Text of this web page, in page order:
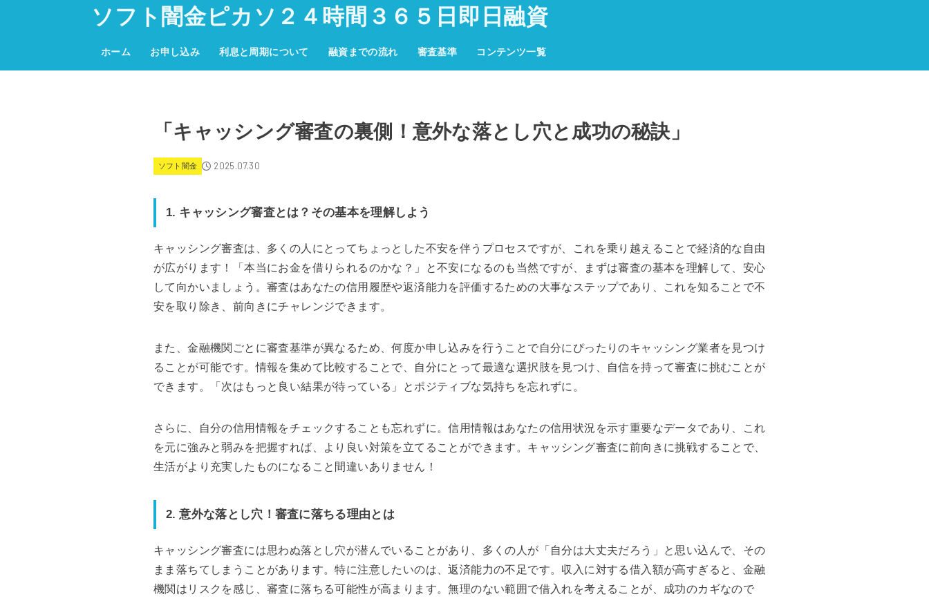
ソフト闇金ピカソ２４時間３６５日即日融資
ホーム お申し込み 利息と周期について 融資までの流れ 審査基準 コンテンツ一覧
「キャッシング審査の裏側！意外な落とし穴と成功の秘訣」
ソフト闇金 2025.07.30
1. キャッシング審査とは？その基本を理解しよう
キャッシング審査は、多くの人にとってちょっとした不安を伴うプロセスですが、これを乗り越えることで経済的な自由
が広がります！「本当にお金を借りられるのかな？」と不安になるのも当然ですが、まずは審査の基本を理解して、安心
して向かいましょう。審査はあなたの信用履歴や返済能力を評価するための大事なステップであり、これを知ることで不
安を取り除き、前向きにチャレンジできます。
また、金融機関ごとに審査基準が異なるため、何度か申し込みを行うことで自分にぴったりのキャッシング業者を見つけ
ることが可能です。情報を集めて比較することで、自分にとって最適な選択肢を見つけ、自信を持って審査に挑むことが
できます。「次はもっと良い結果が待っている」とポジティブな気持ちを忘れずに。
さらに、自分の信用情報をチェックすることも忘れずに。信用情報はあなたの信用状況を示す重要なデータであり、これ
を元に強みと弱みを把握すれば、より良い対策を立てることができます。キャッシング審査に前向きに挑戦することで、
生活がより充実したものになること間違いありません！
2. 意外な落とし穴！審査に落ちる理由とは
キャッシング審査には思わぬ落とし穴が潜んでいることがあり、多くの人が「自分は大丈夫だろう」と思い込んで、その
まま落ちてしまうことがあります。特に注意したいのは、返済能力の不足です。収入に対する借入額が高すぎると、金融
機関はリスクを感じ、審査に落ちる可能性が高まります。無理のない範囲で借入れを考えることが、成功のカギなので